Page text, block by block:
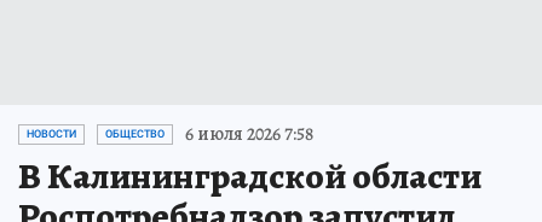
НОВОСТИ ОБЩЕСТВО 6 июля 2026 7:58
В Калининградской области